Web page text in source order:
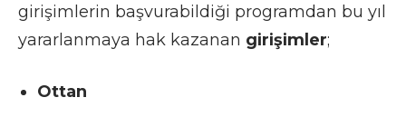
girişimlerin başvurabildiği programdan bu yıl
yararlanmaya hak kazanan girişimler;
Ottan